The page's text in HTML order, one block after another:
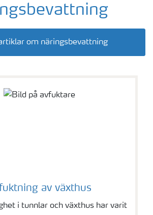
om näringsbevattning
av växthus
i tunnlar och växthus har varit